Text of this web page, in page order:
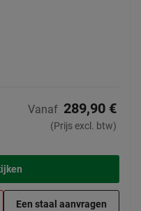
Vanaf 289,90 €
(Prijs excl. btw)
Een staal aanvragen